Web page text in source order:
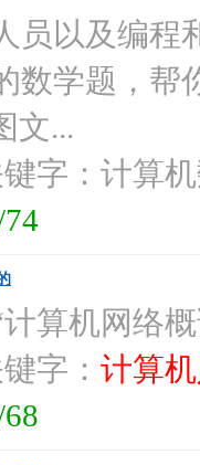
员以及编程
数学题，帮
文...
字：计算
计算机网络
字： 计算